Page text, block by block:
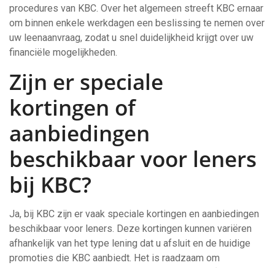
procedures van KBC. Over het algemeen streeft KBC ernaar
om binnen enkele werkdagen een beslissing te nemen over
uw leenaanvraag, zodat u snel duidelijkheid krijgt over uw
financiële mogelijkheden.
Zijn er speciale
kortingen of
aanbiedingen
beschikbaar voor leners
bij KBC?
Ja, bij KBC zijn er vaak speciale kortingen en aanbiedingen
beschikbaar voor leners. Deze kortingen kunnen variëren
afhankelijk van het type lening dat u afsluit en de huidige
promoties die KBC aanbiedt. Het is raadzaam om